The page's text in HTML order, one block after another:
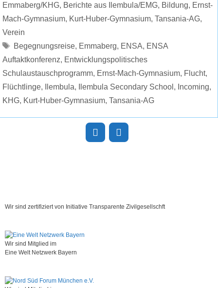
Emmaberg/KHG, Berichte aus Ilembula/EMG, Bildung, Ernst-
Mach-Gymnasium, Kurt-Huber-Gymnasium, Tansania-AG,
Verein
Schlagwörter
Begegnungsreise, Emmaberg, ENSA, ENSA
Auftaktkonferenz, Entwicklungspolitisches
Schulaustauschprogramm, Ernst-Mach-Gymnasium, Flucht,
Flüchtlinge, Ilembula, Ilembula Secondary School , Incoming,
KHG, Kurt-Huber-Gymnasium, Tansania-AG
Wir sind zertifiziert von Initiative Transparente Zivilgesellschft
Wir sind Mitglied im
Eine Welt Netzwerk Bayern